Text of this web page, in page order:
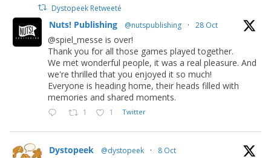
Dystopeek Retweeté
Nuts! Publishing @nutspublishing · 28 Oct
@spiel_messe is over!
Thank you for all those games played together.
We met wonderful people, it was a real pleasure. And
we're thrilled that you enjoyed it so much!
Everyone is heading home, their heads filled with
memories and shared moments.
1 1 Twitter
Dystopeek @dystopeek · 8 Oct